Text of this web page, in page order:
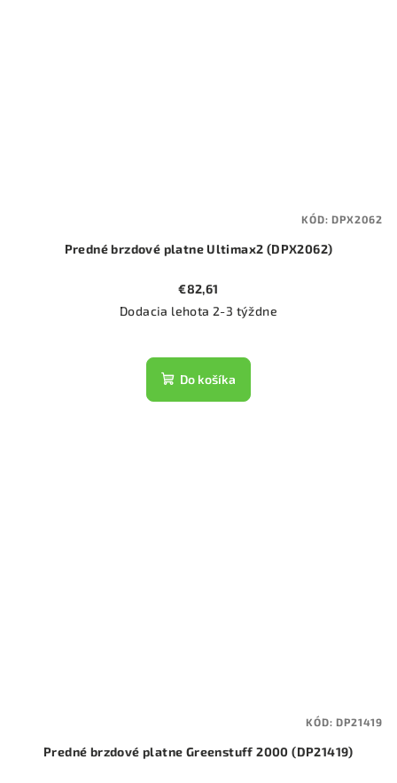
Predné brzdové platne Ultimax2 (DPX2062)
€82,61
Dodacia lehota 2-3 týždne
Do košíka
KÓD:DPX2062
Predné brzdové platne Greenstuff 2000 (DP21419)
KÓD:DP21419